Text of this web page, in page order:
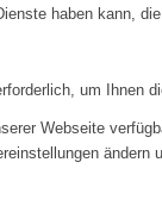
haben kann,
um Ihnen
Webseite